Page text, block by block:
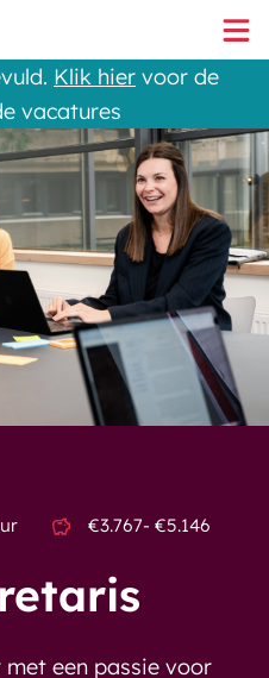
Klik hier voor de
vacatures
€3.767- €5.146
met een passie voor